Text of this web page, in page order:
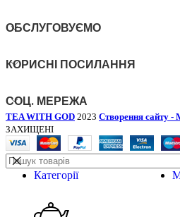
ОБСЛУГОВУЄМО
КОРИСНІ ПОСИЛАННЯ
СОЦ. МЕРЕЖА
TEA WITH GOD 2023 Створення сайту -
ЗАХИЩЕНІ
Категорії